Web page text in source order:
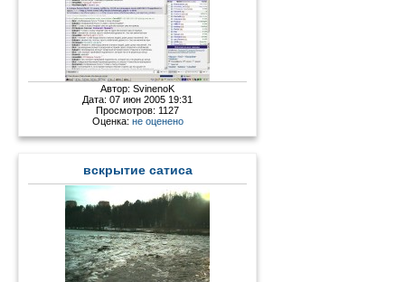
Автор:SvinenoK
Дата: 07 июн 2005 19:31
Просмотров: 1127
Оценка: не оценено
вскрытие сатиса